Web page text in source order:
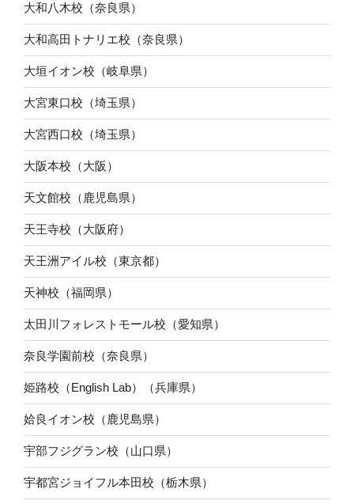
大和八木校（奈良県）
大和高田トナリエ校（奈良県）
大垣イオン校（岐阜県）
大宮東口校（埼玉県）
大宮西口校（埼玉県）
大阪本校（大阪）
天文館校（鹿児島県）
天王寺校（大阪府）
天王洲アイル校（東京都）
天神校（福岡県）
太田川フォレストモール校（愛知県）
奈良学園前校（奈良県）
姫路校（English Lab）（兵庫県）
姶良イオン校（鹿児島県）
宇部フジグラン校（山口県）
宇都宮ジョイフル本田校（栃木県）